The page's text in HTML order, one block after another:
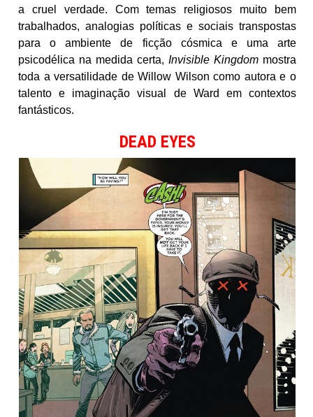
a cruel verdade. Com temas religiosos muito bem
trabalhados, analogias políticas e sociais transpostas
para o ambiente de ficção cósmica e uma arte
psicodélica na medida certa, Invisible Kingdom mostra
toda a versatilidade de Willow Wilson como autora e o
talento e imaginação visual de Ward em contextos
fantásticos.
DEAD EYES